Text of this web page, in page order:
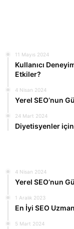
11 Mayıs 2024
Kullanıcı
Etkiler?
4 Nisan 2024
Yerel SEO’nun
24 Mart 2024
Diyetisyenler
4 Nisan 2024
Yerel SEO’nun
1 Aralık 2023
En İyi SEO
5 Mart 2024